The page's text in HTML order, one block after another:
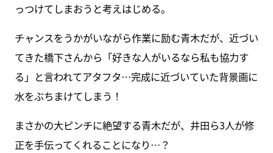
っつけてしまおうと考えはじめる。
チャンスをうかがいながら作業に励む青木だが、近づい
てきた橋下さんから「好きな人がいるなら私も協力す
る」と言われてアタフタ…完成に近づいていた背景画に
水をぶちまけてしまう！
まさかの大ピンチに絶望する青木だが、井田ら3人が修
正を手伝ってくれることになり…？